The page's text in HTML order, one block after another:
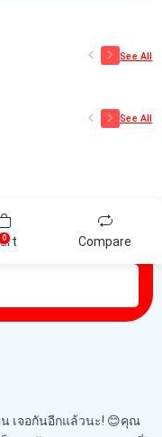
See All
See All
0 Compare
น เจอกันอีกแล้วนะ! 😊คุณ